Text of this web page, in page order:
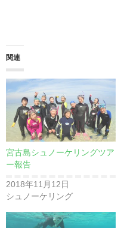
み
中…
関連
宮古島シュノーケリングツア
ー報告
2018年11月12日
シュノーケリング